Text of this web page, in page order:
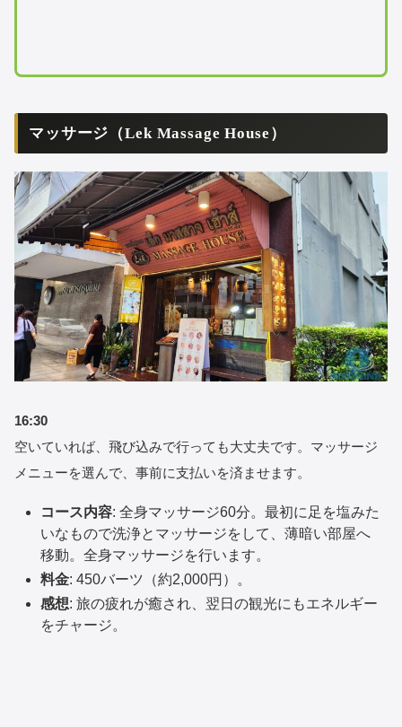
マッサージ（Lek Massage House）
16:30
空いていれば、飛び込みで行っても大丈夫です。マッサージ
メニューを選んで、事前に支払いを済ませます。
コース内容: 全身マッサージ60分。最初に足を塩みた
いなもので洗浄とマッサージをして、薄暗い部屋へ
移動。全身マッサージを行います。
料金: 450バーツ（約2,000円）。
感想: 旅の疲れが癒され、翌日の観光にもエネルギー
をチャージ。